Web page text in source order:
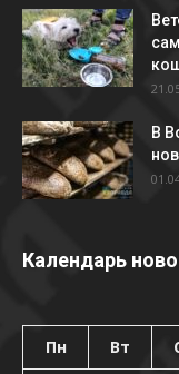
В
Календарь
Пн Вт